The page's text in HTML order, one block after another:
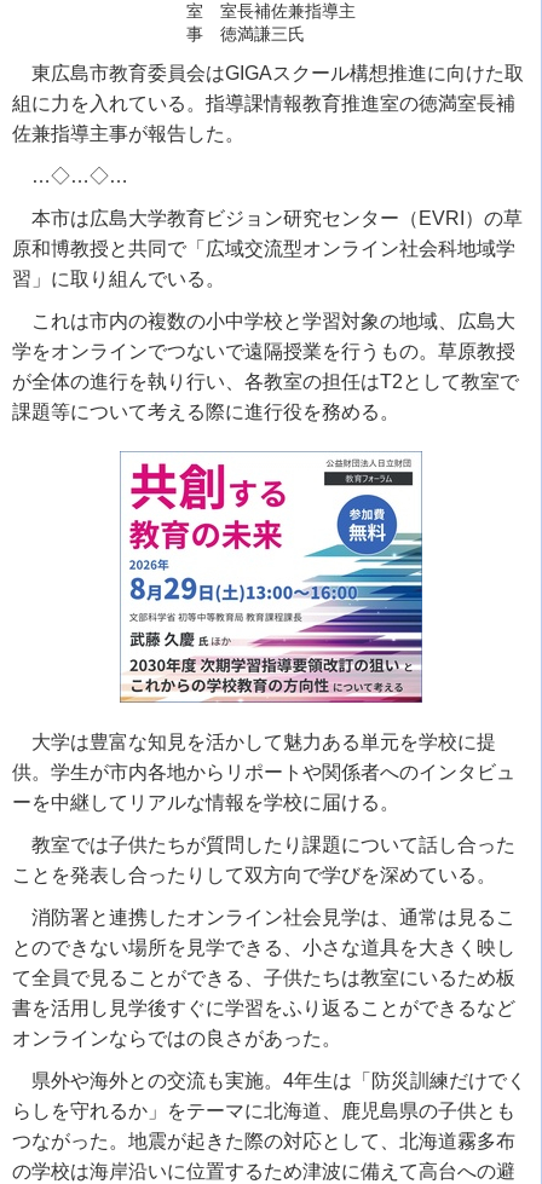
室 室長補佐兼指導主
事 徳満謙三氏
東広島市教育委員会はGIGAスクール構想推進に向けた取
組に力を入れている。指導課情報教育推進室の徳満室長補
佐兼指導主事が報告した。
…◇…◇…
本市は広島大学教育ビジョン研究センター（ EVRI ）の草
原和博教授と共同で「広域交流型オンライン社会科地域学
習」に取り組んでいる。
これは市内の複数の小中学校と学習対象の地域、広島大
学をオンラインでつないで遠隔授業を行うもの。草原教授
が全体の進行を執り行い、各教室の担任はT2として教室で
課題等について考える際に進行役を務める。
大学は豊富な知見を活かして魅力ある単元を学校に提
供。学生が市内各地からリポートや関係者へのインタビュ
ーを中継してリアルな情報を学校に届ける。
教室では子供たちが質問したり課題について話し合った
ことを発表し合ったりして双方向で学びを深めている。
消防署と連携したオンライン社会見学は、通常は見るこ
とのできない場所を見学できる、小さな道具を大きく映し
て全員で見ることができる、子供たちは教室にいるため板
書を活用し見学後すぐに学習をふり返ることができるなど
オンラインならではの良さがあった。
県外や海外との交流も実施。 4年生は「防災訓練だけでく
らしを守れるか」をテーマに北海道、鹿児島県の子供とも
つながった。地震が起きた際の対応として、北海道霧多布
の学校は海岸沿いに位置するため津波に備えて高台への避